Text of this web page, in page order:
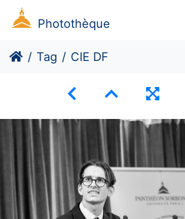
Photothèque
Tag CIE DF